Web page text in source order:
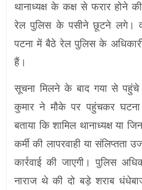
थानाध्यक्ष के कक्ष से फरार होने
रेल पुलिस के पसीने छूटने लगे।
पटना में बैठे रेल पुलिस के
हैं।
सूचना मिलने के बाद गया से
कुमार ने मौके पर पहुंचकर घटना
बताया कि शामिल थानाध्यक्ष या
कर्मी की लापरवाही या संलिप्तता
कार्रवाई की जाएगी। पुलिस
नाराज थे की दो बड़े शराब